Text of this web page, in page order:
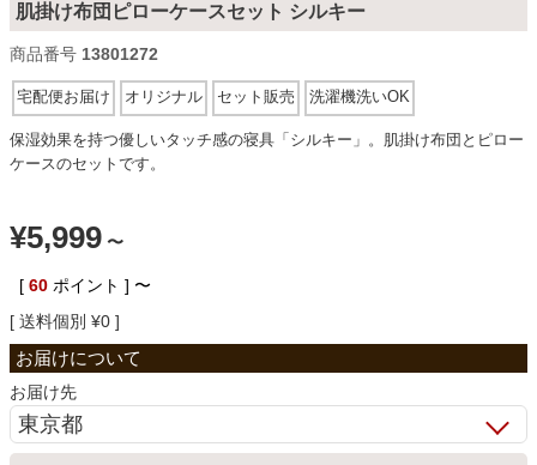
ダイニングテーブル・セット
椅子・チェア
ベッド
収納家具
学習机
肌掛け布団ピローケースセット シルキー
商品番号 13801272
宅配便お届け オリジナル セット販売 洗濯機洗いOK
保湿効果を持つ優しいタッチ感の寝具「シルキー」。肌掛け布団とピロー
ケースのセットです。
¥5,999 〜
[ 60 ポイント ] 〜
送料個別 ¥0
お届け先